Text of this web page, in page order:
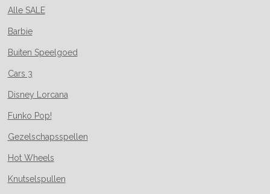
Alle SALE
Barbie
Buiten Speelgoed
Cars 3
Disney Lorcana
Funko Pop!
Gezelschapsspellen
Hot Wheels
Knutselspullen